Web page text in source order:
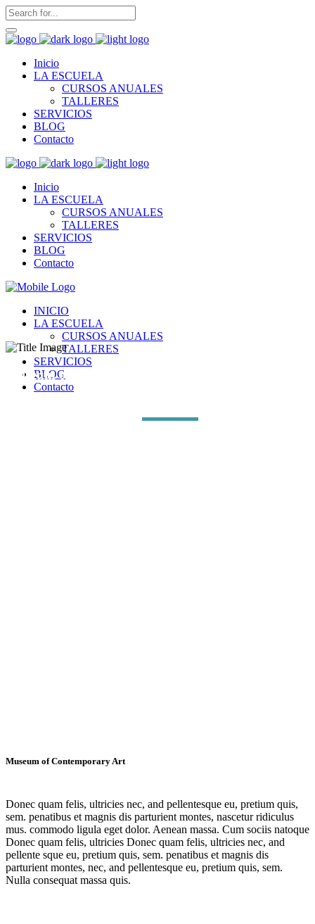
Inicio
LA ESCUELA
CURSOS ANUALES
TALLERES
SERVICIOS
BLOG
Contacto
Inicio
LA ESCUELA
CURSOS ANUALES
TALLERES
SERVICIOS
BLOG
Contacto
INICIO
LA ESCUELA
CURSOS ANUALES
TALLERES
SERVICIOS
BLOG
Contacto
Museum of Contemporary Art
Museum of Contemporary Art
Donec quam felis, ultricies nec, and pellentesque eu, pretium quis,
sem. penatibus et magnis dis parturient montes, nascetur ridiculus
mus. commodo ligula eget dolor. Aenean massa. Cum sociis natoque
Donec quam felis, ultricies Donec quam felis, ultricies nec, and
pellente sque eu, pretium quis, sem. penatibus et magnis dis
parturient montes, nec, and pellentesque eu, pretium quis, sem.
Nulla consequat massa quis.